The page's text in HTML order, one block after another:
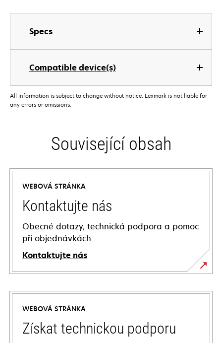
Specs
Compatible device(s)
All information is subject to change without notice. Lexmark is not liable for
any errors or omissions.
Související obsah
WEBOVÁ STRÁNKA
Kontaktujte nás
Obecné dotazy, technická podpora a pomoc
při objednávkách.
Kontaktujte nás
WEBOVÁ STRÁNKA
Získat technickou podporu